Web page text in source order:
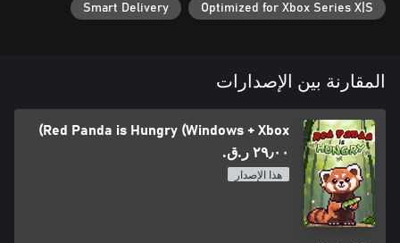
Optimized for Xbox Series X|S
Smart Delivery
المقارنة بين الإصدارات
Red Panda is Hungry (Windows + Xbox)
٢٩٫٠٠ ر.ق.‏
هذا الإصدار